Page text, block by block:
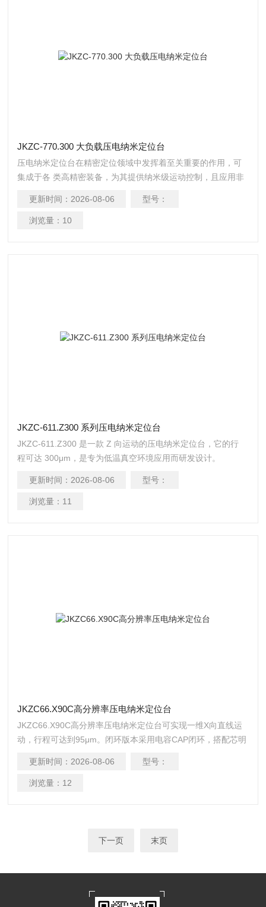
JKZC-770.300 大负载压电纳米定位台
压电纳米定位台在精密定位领域中发挥着至关重要的作用，可
集成于各 类高精密装备，为其提供纳米级运动控制，且应用非
运动平台，行程可达 300μm，负载可达5kg，实现行程范围和
负载能力的双提升，为同时有大行程、 大负载应用需求提供了
更新时间： 2026-08-06 型号：
浏览量： 10
JKZC-611.Z300 系列压电纳米定位台
JKZC-611.Z300 是一款 Z 向运动的压电纳米定位台，它的行
程可达 300μm，是专为低温真空环境应用而研发设计。
更新时间： 2026-08-06 型号：
浏览量： 11
JKZC66.X90C高分辨率压电纳米定位台
JKZC66.X90C高分辨率压电纳米定位台可实现一维X向直线运
动，行程可达到95μm。闭环版本采用电容CAP闭环，搭配芯明
制。
更新时间： 2026-08-06 型号：
浏览量： 12
下一页 末页